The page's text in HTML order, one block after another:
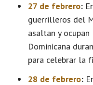
27 de febrero:
guerrilleros del
asaltan y
Dominicana
para celebrar la
28 de febrero: